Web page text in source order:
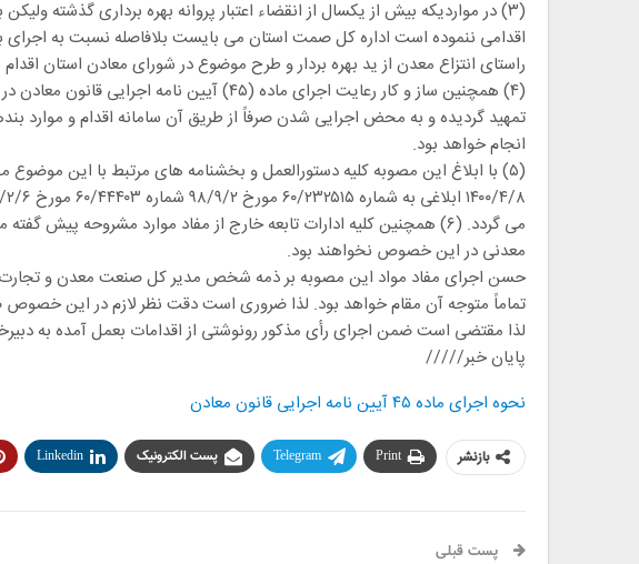
(۳) در مواردیکه بیش از یکسال از انقضاء اعتبار پروانه بهره برداری گذشته
راستای انتزاع معدن از ید بهره بردار و طرح موضوع در شورای معادن استان اقدام
(۴) همچنین ساز و کار رعایت اجرای ماده (۴۵)
انجام خواهد بود.
می گردد. (۶) همچنین کلیه ادارات تابعه خارج از مفاد موارد مشروحه پیش
معدنی در این خصوص نخواهند بود.
حسن اجرای مفاد مواد این مصوبه بر ذمه شخص مدیر کل صنعت معدن و تجارت
تماماً متوجه آن مقام خواهد بود. لذا ضروری است دقت نظر لازم در این خصوص
لذا مقتضی است ضمن اجرای رأی مذکور رونوشتی از اقدامات بعمل آمده به
پایان خبر/////
نحوه اجرای ماده ۴۵ آیین نامه اجرایی قانون معادن
بازنشر Print
Telegram پست الکترونیک Linkedin
پست قبلی